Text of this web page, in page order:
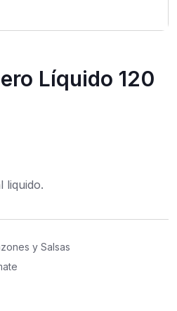
Líquido 120
liquido.
y Salsas